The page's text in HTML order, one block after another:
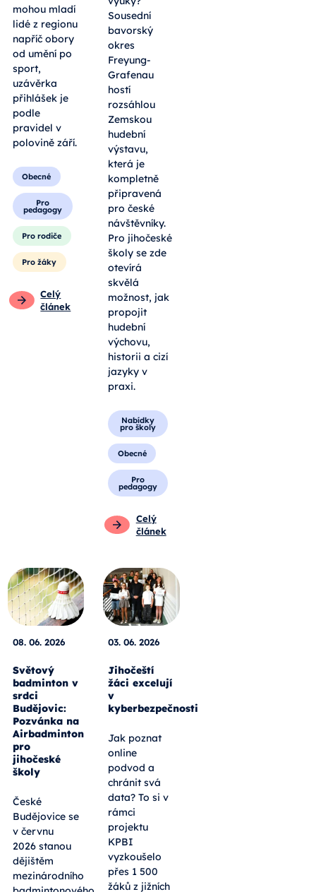
mohou mladí
lidé z regionu
napříč obory
od umění po
sport,
uzávěrka
přihlášek je
podle
pravidel v
polovině září.
Obecné
Pro
pedagogy
Pro rodiče
Pro žáky
Celý
článek
Sousední
bavorský
okres
Freyung-
Grafenau
hostí
rozsáhlou
Zemskou
hudební
výstavu,
která je
kompletně
připravená
pro české
návštěvníky.
Pro jihočeské
školy se zde
otevírá
skvělá
možnost, jak
propojit
hudební
výchovu,
historii a cizí
jazyky v
praxi.
Nabídky
pro školy
Obecné
Pro
pedagogy
Celý
článek
08. 06. 2026
Světový
badminton v
srdci
Budějovic:
Pozvánka na
Airbadminton
pro
jihočeské
školy
České
Budějovice se
v červnu
2026 stanou
dějištěm
mezinárodního
03. 06. 2026
Jihočeští
žáci excelují
v
kyberbezpečnosti
Jak poznat
online
podvod a
chránit svá
data? To si v
rámci
projektu
KPBI
vyzkoušelo
přes 1 500
žáků z jižních